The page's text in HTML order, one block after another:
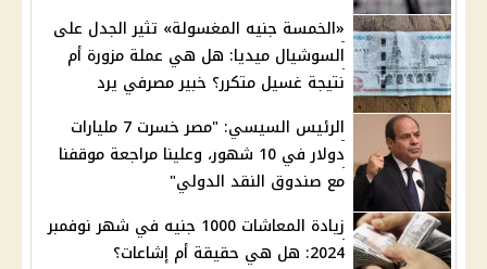
«الخمسة جنيه المغسولة» تثير الجدل على
السوشيال ميديا: هل هي عملة مزورة أم
نتيجة غسيل متكرر؟ خبير مصرفي يرد
الرئيس السيسي: "مصر خسرت 7 مليارات
دولار في 10 شهور، وعلينا مراجعة موقفنا
مع صندوق النقد الدولي"
زيادة المعاشات 1000 جنيه في شهر نوفمبر
2024: هل هي حقيقة أم إشاعات؟